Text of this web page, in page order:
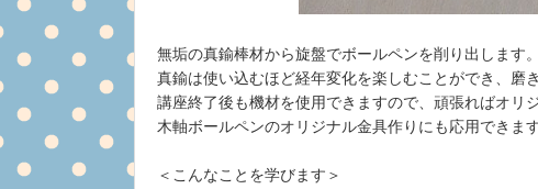
無垢の真鍮棒材から旋盤でボールペンを削り出します。
真鍮は使い込むほど経年変化を楽しむことができ、磨
講座終了後も機材を使用できますので、頑張ればオリ
木軸ボールペンのオリジナル金具作りにも応用できます
＜こんなことを学びます＞